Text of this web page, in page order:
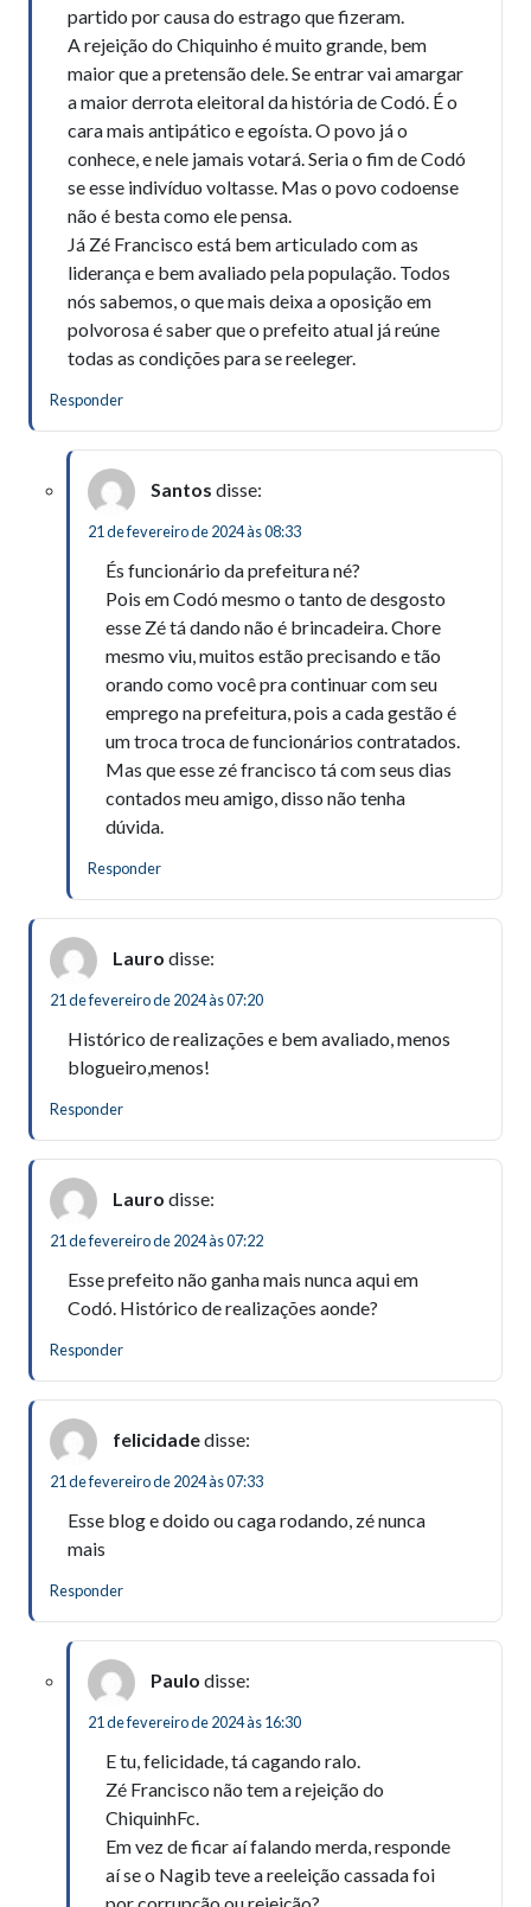
partido por causa do estrago que fizeram.
A rejeição do Chiquinho é muito grande, bem
maior que a pretensão dele. Se entrar vai amargar
a maior derrota eleitoral da história de Codó. É o
cara mais antipático e egoísta. O povo já o
conhece, e nele jamais votará. Seria o fim de Codó
se esse indivíduo voltasse. Mas o povo codoense
não é besta como ele pensa.
Já Zé Francisco está bem articulado com as
liderança e bem avaliado pela população. Todos
nós sabemos, o que mais deixa a oposição em
polvorosa é saber que o prefeito atual já reúne
todas as condições para se reeleger.
Responder
Santos disse:
21 de fevereiro de 2024 às 08:33
És funcionário da prefeitura né?
Pois em Codó mesmo o tanto de desgosto
esse Zé tá dando não é brincadeira. Chore
mesmo viu, muitos estão precisando e tão
orando como você pra continuar com seu
emprego na prefeitura, pois a cada gestão é
um troca troca de funcionários contratados.
Mas que esse zé francisco tá com seus dias
contados meu amigo, disso não tenha
dúvida.
Responder
Lauro disse:
21 de fevereiro de 2024 às 07:20
Histórico de realizações e bem avaliado, menos
blogueiro,menos!
Responder
Lauro disse:
21 de fevereiro de 2024 às 07:22
Esse prefeito não ganha mais nunca aqui em
Codó. Histórico de realizações aonde?
Responder
felicidadedisse:
21 de fevereiro de 2024 às 07:33
Esse blog e doido ou caga rodando, zé nunca
mais
Responder
Paulo disse:
21 de fevereiro de 2024 às 16:30
E tu, felicidade, tá cagando ralo.
Zé Francisco não tem a rejeição do
ChiquinhFc.
Em vez de ficar aí falando merda, responde
aí se o Nagib teve a reeleição cassada foi
por corrupção ou rejeição?